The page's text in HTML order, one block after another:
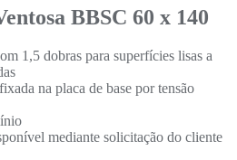
BBSC 60 x 140
1,5 dobras para superfícies lisas a
na placa de base por tensão
mediante solicitação do cliente